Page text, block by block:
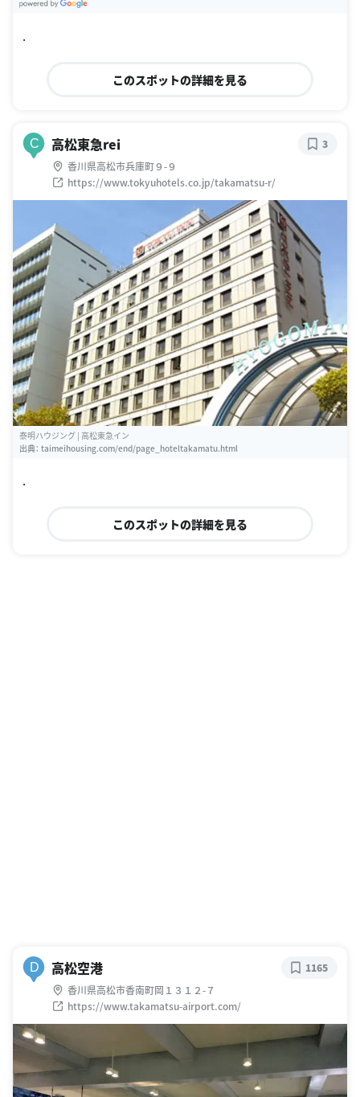
.
このスポットの詳細を見る
C 高松東急rei
香川県高松市兵庫町９-９
https://www.tokyuhotels.co.jp/takamatsu-r/
3
泰明ハウジング | 高松東急イン
出典： taimeihousing.com/end/page_hoteltakamatu.html
.
このスポットの詳細を見る
D 高松空港
香川県高松市香南町岡１３１２-７
https://www.takamatsu-airport.com/
1165